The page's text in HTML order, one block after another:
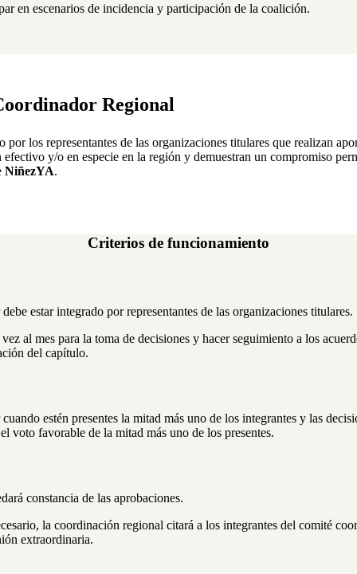
en escenarios de incidencia y participación de la coalición.
Regional
por los representantes de las organizaciones titulares que realizan
efectivo y/o en especie en la región y demuestran un compromiso
NiñezYA.
Criterios de funcionamiento
estar integrado por representantes de las organizaciones titulares.
al mes para la toma de decisiones y hacer seguimiento a los
del capítulo.
estén presentes la mitad más uno de los integrantes y las
voto favorable de la mitad más uno de los presentes.
constancia de las aprobaciones.
la coordinación regional citará a los integrantes del comité
extraordinaria.